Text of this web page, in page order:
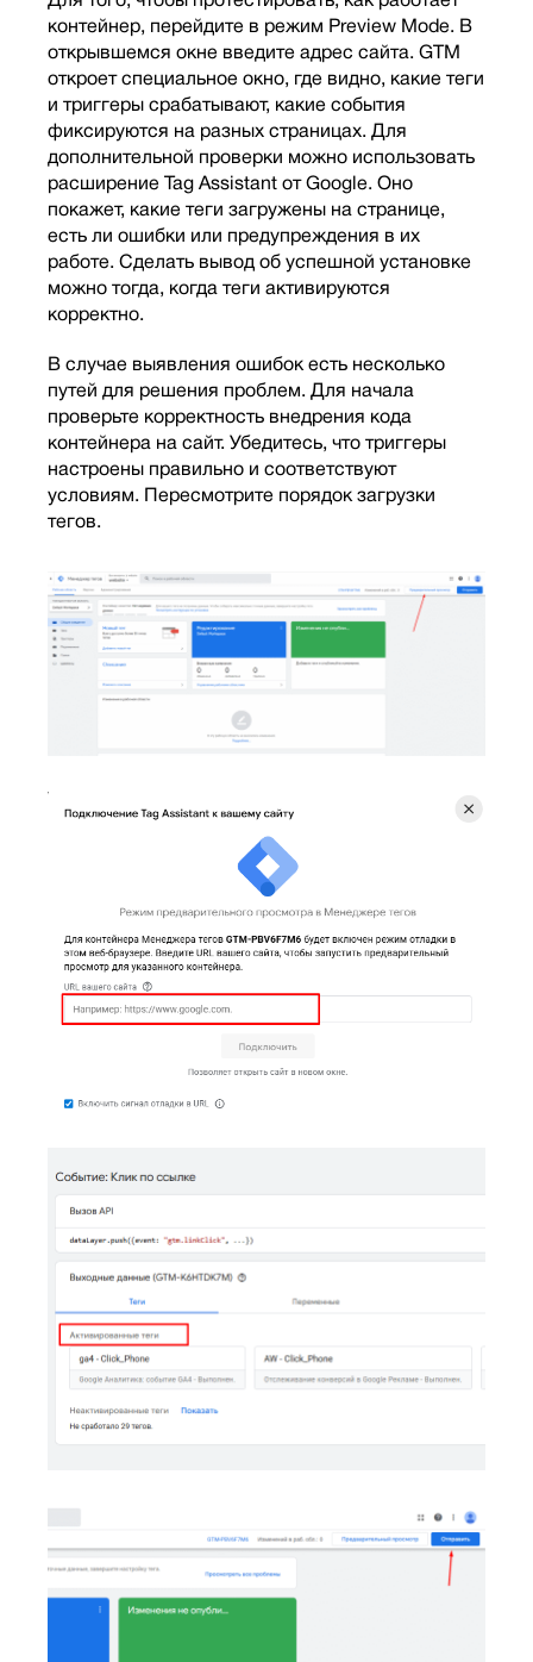
контейнер, перейдите в режим Preview Mode. В
открывшемся окне введите адрес сайта. GTM
откроет специальное окно, где видно, какие теги
и триггеры срабатывают, какие события
фиксируются на разных страницах. Для
дополнительной проверки можно использовать
расширение Tag Assistant от Google. Оно
покажет, какие теги загружены на странице,
есть ли ошибки или предупреждения в их
работе. Сделать вывод об успешной установке
можно тогда, когда теги активируются
корректно.
В случае выявления ошибок есть несколько
путей для решения проблем. Для начала
проверьте корректность внедрения кода
контейнера на сайт. Убедитесь, что триггеры
настроены правильно и соответствуют
условиям. Пересмотрите порядок загрузки
тегов.